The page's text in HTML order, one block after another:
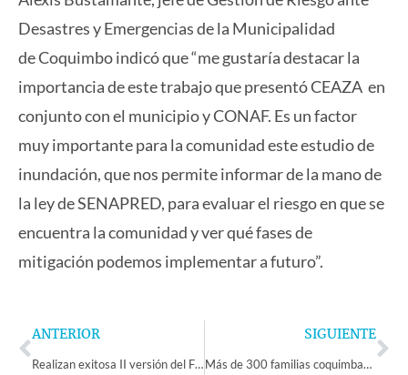
Desastres y Emergencias de la Municipalidad
de Coquimbo indicó que “me gustaría destacar la
importancia de este trabajo que presentó CEAZA en
conjunto con el municipio y CONAF. Es un factor
muy importante para la comunidad este estudio de
inundación, que nos permite informar de la mano de
la ley de SENAPRED, para evaluar el riesgo en que se
encuentra la comunidad y ver qué fases de
mitigación podemos implementar a futuro”.
Prev
ANTERIOR
Realizan exitosa II versión del Festival del Adulto Mayor en la localidad de Panguesillo en Monte Patria
SIGUIENTE
Más de 300 familias coquimbanas cumplen con el sueño de la casa propia